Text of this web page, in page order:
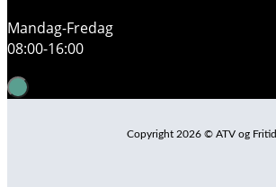
Mandag-Fredag
08:00-16:00
Copyright 2026 © ATV og Fritid